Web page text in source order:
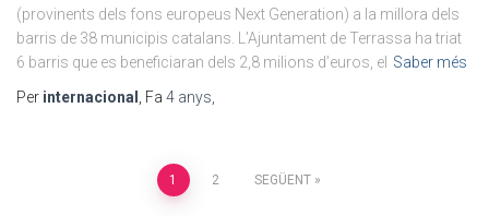
(provinents dels fons europeus Next Generation) a la millora dels
barris de 38 municipis catalans. L’Ajuntament de Terrassa ha triat
6 barris que es beneficiaran dels 2,8 milions d’euros, el Saber més
Per internacional , Fa 4 anys
1 2 SEGÜENT